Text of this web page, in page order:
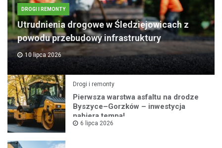
DROGI I REMONTY
Utrudnienia drogowe w Śledziejowicach z
powodu przebudowy infrastruktury
10 lipca 2026
Drogi i remonty
Pierwsza warstwa asfaltu na drodze
Byszyce–Gorzków – inwestycja
nabiera tempa!
6 lipca 2026